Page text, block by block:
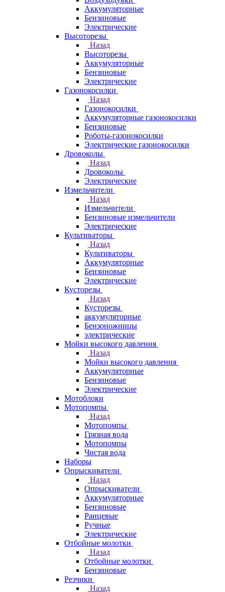
Аккумуляторные
Бензиновые
Электрические
Высоторезы
Назад
Высоторезы
Аккумуляторные
Бензиновые
Электрические
Газонокосилки
Назад
Газонокосилки
Аккумуляторные газонокосилки
Бензиновые
Роботы-газонокосилки
Электрические газонокосилки
Дровоколы
Назад
Дровоколы
Электрические
Измельчители
Назад
Измельчители
Бензиновые измельчители
Электрические
Культиваторы
Назад
Культиваторы
Аккумуляторные
Бензиновые
Электрические
Кусторезы
Назад
Кусторезы
аккумуляторные
Бензоножницы
электрические
Мойки высокого давления
Назад
Мойки высокого давления
Аккумуляторные
Бензиновые
Электрические
Мотоблоки
Мотопомпы
Назад
Мотопомпы
Грязная вода
Мотопомпы
Чистая вода
Наборы
Опрыскиватели
Назад
Опрыскиватели
Аккумуляторные
Бензиновые
Ранцевые
Ручные
Электрические
Отбойные молотки
Назад
Отбойные молотки
Бензиновые
Резчики
Назад